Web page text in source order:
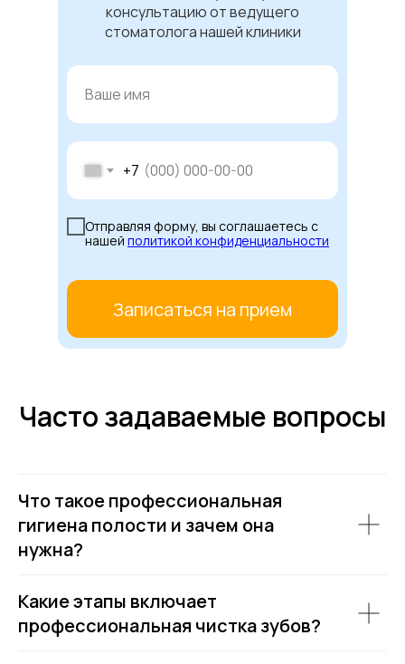
консультацию от ведущего
стоматолога нашей клиники
Записаться на прием
+7
Отправляя форму, вы соглашаетесь с
нашей политикой конфиденциальности
Часто задаваемые вопросы
Что такое профессиональная
гигиена полости и зачем она
нужна?
Какие этапы включает
профессиональная чистка зубов?